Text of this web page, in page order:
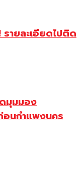
รายละเอียดไปติด
มุมมอง
อนกำแพงนคร